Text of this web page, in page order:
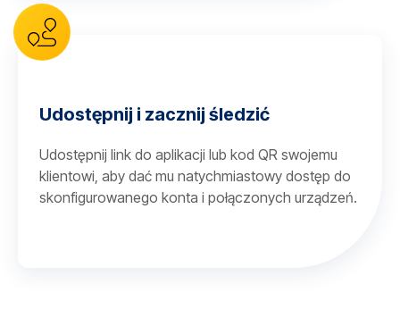
Udostępnij i zacznij śledzić
Udostępnij link do aplikacji lub kod QR swojemu
klientowi, aby dać mu natychmiastowy dostęp do
skonfigurowanego konta i połączonych urządzeń.